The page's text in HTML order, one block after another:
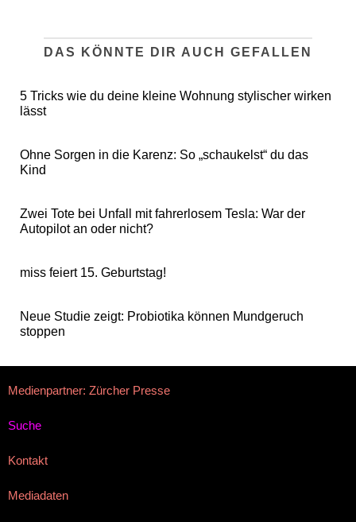
DAS KÖNNTE DIR AUCH GEFALLEN
5 Tricks wie du deine kleine Wohnung stylischer wirken
lässt
Ohne Sorgen in die Karenz: So „schaukelst“ du das
Kind
Zwei Tote bei Unfall mit fahrerlosem Tesla: War der
Autopilot an oder nicht?
miss feiert 15. Geburtstag!
Neue Studie zeigt: Probiotika können Mundgeruch
stoppen
Medienpartner: Zürcher Presse
Suche
Kontakt
Mediadaten